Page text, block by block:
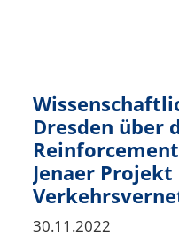
Dresden über
Jenaer Projekt
30.11.2022